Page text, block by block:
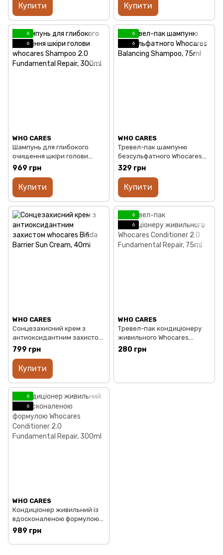
Купити Купити
6
6
WHO CARES
Шампунь для глибокого
очищення шкіри голови
whocares Shampoo 2.0
Fundamental Repair, 300ml
969 грн
Купити
6
6
WHO CARES
Тревел-пак шампуню
безсульфатного Whocares
Balancing Shampoo, 75ml
329 грн
Купити
WHO CARES
Сонцезахисний крем з
антиоксидантним захистом
whocares Bifida Barrier Sun
Cream, 40ml
799 грн
Купити
6
6
WHO CARES
Тревел-пак кондиціонеру
живильного Whocares
Conditioner 2.0 Fundamental
Repair, 75ml
280 грн
6
6
WHO CARES
Кондиціонер живильний із
вдосконаленою формулою
Whocares Conditioner 2.0
Fundamental Repair, 300ml
989 грн